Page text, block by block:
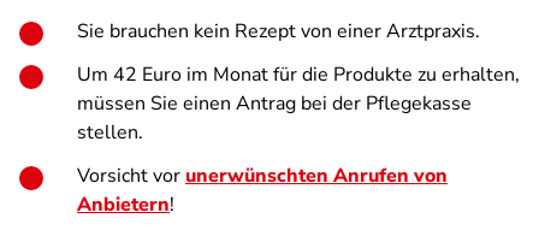
Sie brauchen kein Rezept von einer Arztpraxis.
Um 42 Euro im Monat für die Produkte zu erhalten,
müssen Sie einen Antrag bei der Pflegekasse
stellen.
Vorsicht vorunerwünschten Anrufen von
Anbietern!